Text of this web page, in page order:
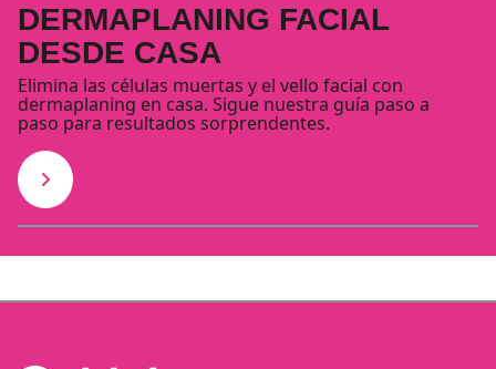
DERMAPLANING FACIAL
DESDE CASA
Elimina las células muertas y el vello facial con
dermaplaning en casa. Sigue nuestra guía paso a
paso para resultados sorprendentes.